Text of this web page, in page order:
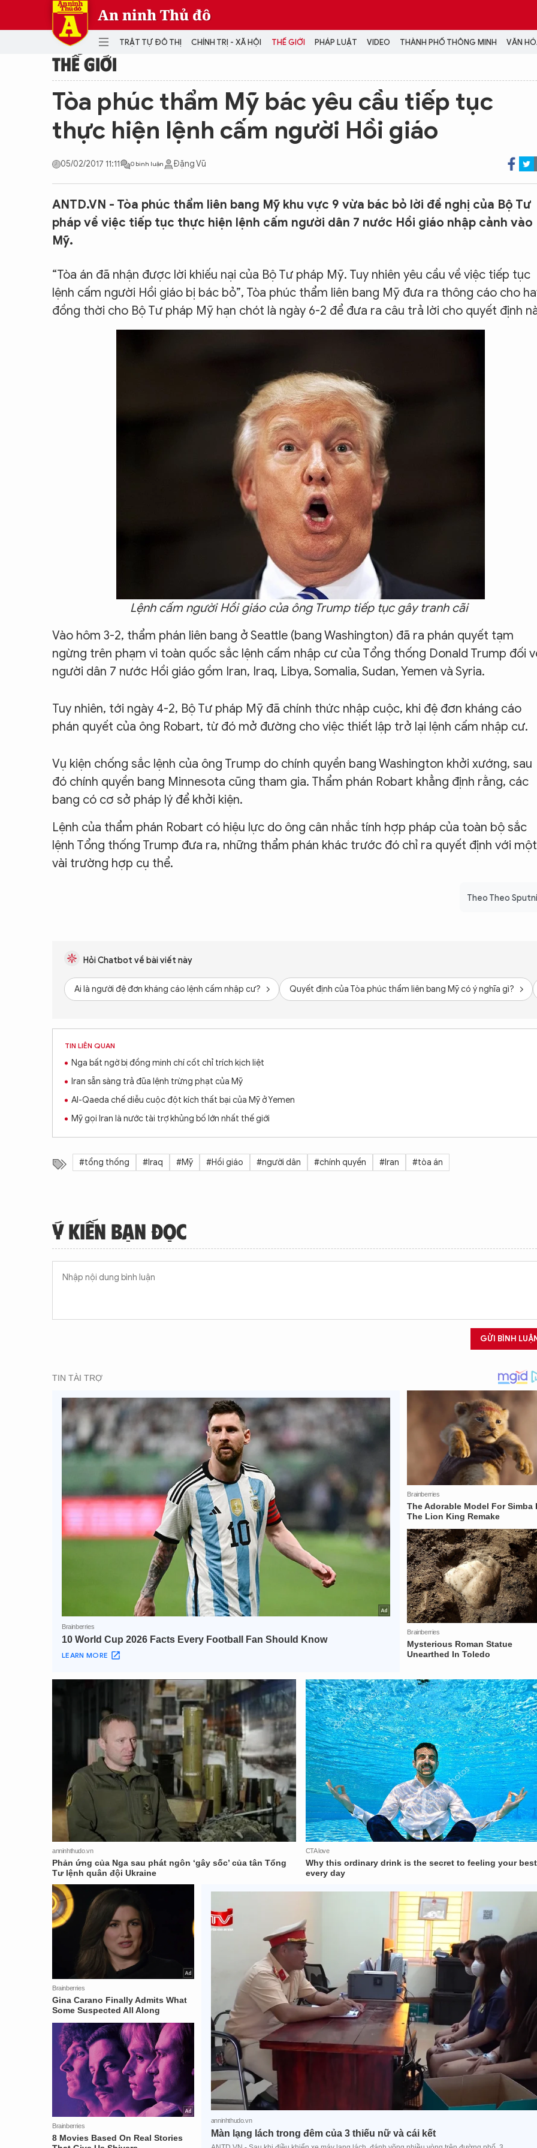
An ninh Thủ đô
TRẬT TỰ ĐÔ THỊ CHÍNH TRỊ - XÃ HỘI THẾ GIỚI PHÁP LUẬT VIDEO THÀNH PHỐ THÔNG MINH VĂN
CHÍNH TRỊ - XÃ HỘI
Đại hội Đảng
THẾ GIỚI PHÁP LUẬT
THÀNH PHỐ THÔNG MINH
THỂ THAO
SỐNG Ở HÀ NỘI
KINH DOANH
MULTIMEDIA
Podcast
Video
CON ĐƯỜNG KHỞI NGHIỆP
VIDEO
PODCAST
LỊCH VẠN SỰ
THẾ GIỚI
Tòa phúc thẩm Mỹ bác yêu cầu tiếp tục
thực hiện lệnh cấm người Hồi giáo
05/02/2017 11:11 0 bình luận Đặng Vũ
ANTD.VN - Tòa phúc thẩm liên bang Mỹ khu vực 9 vừa bác bỏ lời đề nghị của Bộ Tư
pháp về việc tiếp tục thực hiện lệnh cấm người dân 7 nước Hồi giáo nhập cảnh vào
Mỹ.
“Tòa án đã nhận được lời khiếu nại của Bộ Tư pháp Mỹ. Tuy nhiên yêu cầu về việc tiếp tục
lệnh cấm người Hồi giáo bị bác bỏ”, Tòa phúc thẩm liên bang Mỹ đưa ra thông cáo cho
đồng thời cho Bộ Tư pháp Mỹ hạn chót là ngày 6-2 để đưa ra câu trả lời cho quyết định
Lệnh cấm người Hồi giáo của ông Trump tiếp tục gây tranh cãi
Vào hôm 3-2, thẩm phán liên bang ở Seattle (bang Washington) đã ra phán quyết tạm
ngừng trên phạm vi toàn quốc sắc lệnh cấm nhập cư của Tổng thống Donald Trump đối
người dân 7 nước Hồi giáo gồm Iran, Iraq, Libya, Somalia, Sudan, Yemen và Syria.
Tuy nhiên, tới ngày 4-2, Bộ Tư pháp Mỹ đã chính thức nhập cuộc, khi đệ đơn kháng cáo
phán quyết của ông Robart, từ đó mở đường cho việc thiết lập trở lại lệnh cấm nhập cư.
Vụ kiện chống sắc lệnh của ông Trump do chính quyền bang Washington khởi xướng, sau
đó chính quyền bang Minnesota cũng tham gia. Thẩm phán Robart khẳng định rằng, các
bang có cơ sở pháp lý để khởi kiện.
Lệnh của thẩm phán Robart có hiệu lực do ông cân nhắc tính hợp pháp của toàn bộ sắc
lệnh Tổng thống Trump đưa ra, những thẩm phán khác trước đó chỉ ra quyết định với một
vài trường hợp cụ thể.
Theo Theo
Hỏi Chatbot về bài viết này
Ai là người đệ đơn kháng cáo lệnh cấm nhập cư? Quyết định của Tòa phúc thẩm liên bang Mỹ có ý nghĩa gì?
TIN LIÊN QUAN
Nga bất ngờ bị đồng minh chí cốt chỉ trích kịch liệt
Iran sẵn sàng trả đũa lệnh trừng phạt của Mỹ
Al-Qaeda chế diễu cuộc đột kích thất bại của Mỹ ở Yemen
Mỹ gọi Iran là nước tài trợ khủng bố lớn nhất thế giới
#tổng thống #Iraq #Mỹ #Hồi giáo #người dân #chính quyền #Iran #tòa án
Ý KIẾN BẠN ĐỌC
GỬI BÌNH